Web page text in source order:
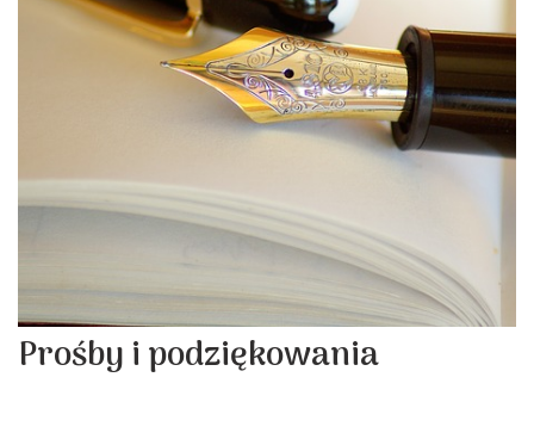
Prośby i podziękowania